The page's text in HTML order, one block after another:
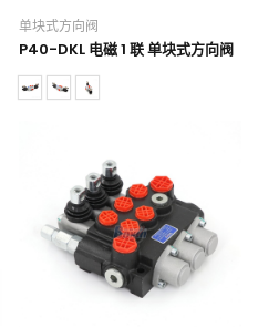
单块式方向阀
P40-DKL 电磁 1 联 单块式方向阀